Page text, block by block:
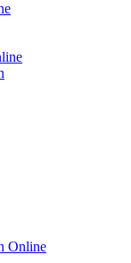
Online